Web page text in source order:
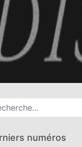
principal
numéros